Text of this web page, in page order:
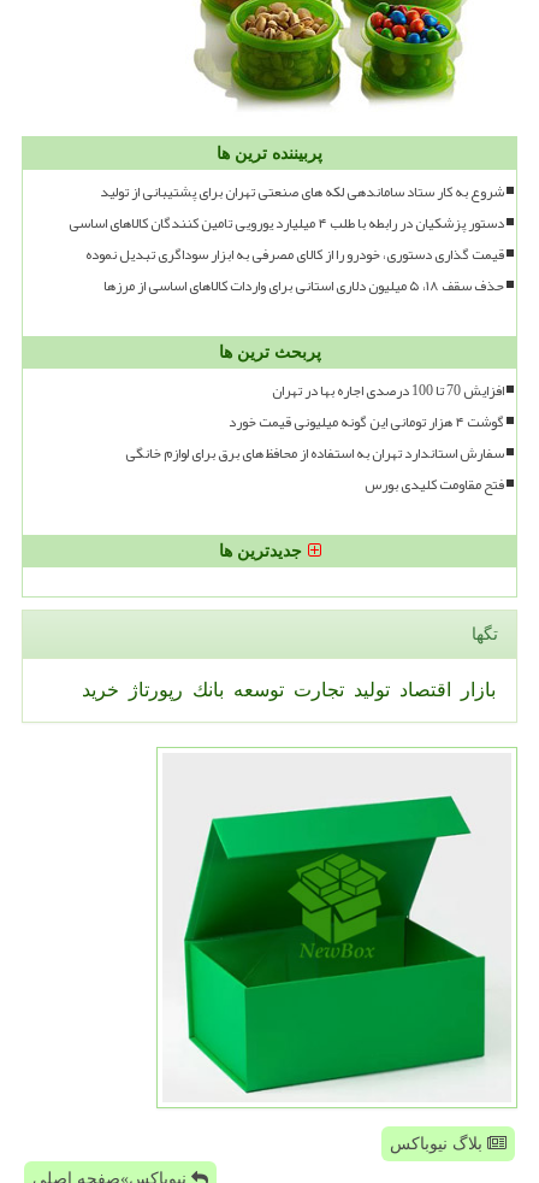
پربیننده ترین ها
شروع به کار ستاد ساماندهی لکه های صنعتی تهران برای پشتیبانی از تولید
دستور پزشکیان در رابطه با طلب ۴ میلیارد یورویی تامین کنندگان کالاهای اساسی
قیمت گذاری دستوری، خودرو را از کالای مصرفی به ابزار سوداگری تبدیل نموده
حذف سقف ۱۸، ۵ میلیون دلاری استانی برای واردات کالاهای اساسی از مرزها
پربحث ترین ها
افزایش 70 تا 100 درصدی اجاره بها در تهران
گوشت ۴ هزار تومانی این گونه میلیونی قیمت خورد
سفارش استاندارد تهران به استفاده از محافظ های برق برای لوازم خانگی
فتح مقاومت کلیدی بورس
جدیدترین ها
تگها
بازار اقتصاد تولید تجارت توسعه بانك رپورتاژ خرید
بلاگ نیوباکس
نیوباکس»صفحه اصلی